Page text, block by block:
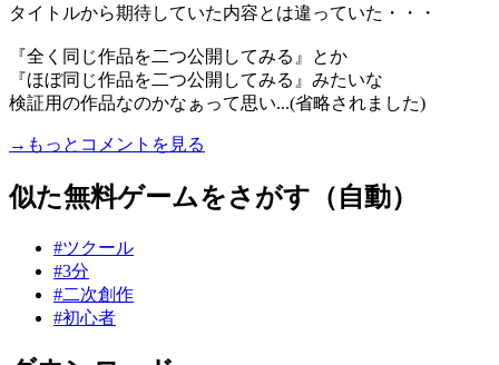
タイトルから期待していた内容とは違っていた・・・
『全く同じ作品を二つ公開してみる』とか
『ほぼ同じ作品を二つ公開してみる』みたいな
検証用の作品なのかなぁって思い...(省略されました)
→もっとコメントを見る
似た無料ゲームをさがす（自動）
#ツクール
#3分
#二次創作
#初心者